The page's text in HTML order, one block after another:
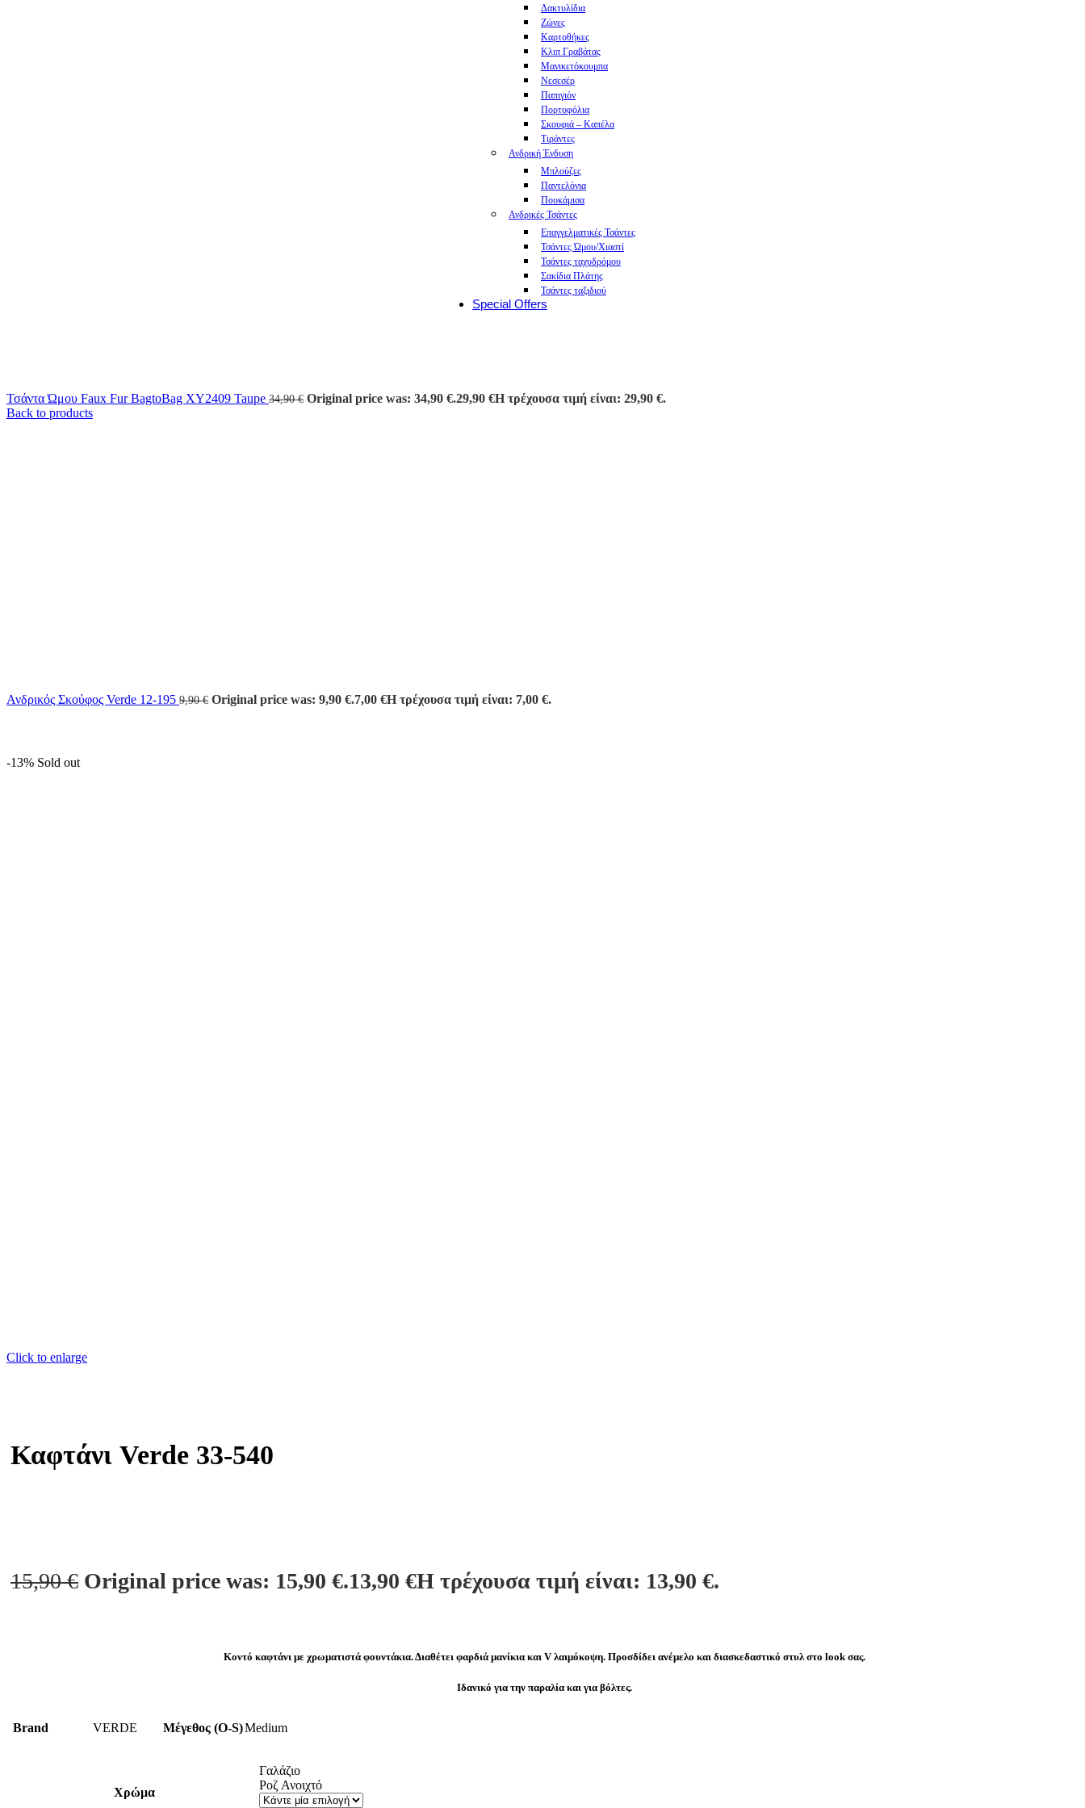
Δακτυλίδια
Ζώνες
Καρτοθήκες
Κλιπ Γραβάτας
Μανικετόκουμπα
Νεσεσέρ
Παπιγιόν
Πορτοφόλια
Σκουφιά – Καπέλα
Τιράντες
Ανδρική Ένδυση
Μπλούζες
Παντελόνια
Πουκάμισα
Ανδρικές Τσάντες
Επαγγελματικές Τσάντες
Τσάντες Ώμου/Χιαστί
Τσάντες ταχυδρόμου
Σακίδια Πλάτης
Τσάντες ταξιδιού
Special Offers
Τσάντα Ώμου Faux Fur BagtoBag XY2409 Taupe 34,90€ Original price was: 34,90 €.29,90 €Η τρέχουσα τιμή είναι: 29,90 €.
Back to products
Ανδρικός Σκούφος Verde 12-195 9,90€ Original price was: 9,90 €.7,00 €Η τρέχουσα τιμή είναι: 7,00 €.
-13% Sold out
Click to enlarge
Καφτάνι Verde 33-540
15,90€ Original price was: 15,90 €.13,90 €Η τρέχουσα τιμή είναι: 13,90 €.
Κοντό καφτάνι με χρωματιστά φουντάκια. Διαθέτει φαρδιά μανίκια και V λαιμόκοψη. Προσδίδει ανέμελο και διασκεδαστικό στυλ στο look σας.
Ιδανικό για την παραλία και για βόλτες.
Brand VERDE Μέγεθος (O-S)Medium
Χρώμα
Γαλάζιο
Ροζ Ανοιχτό